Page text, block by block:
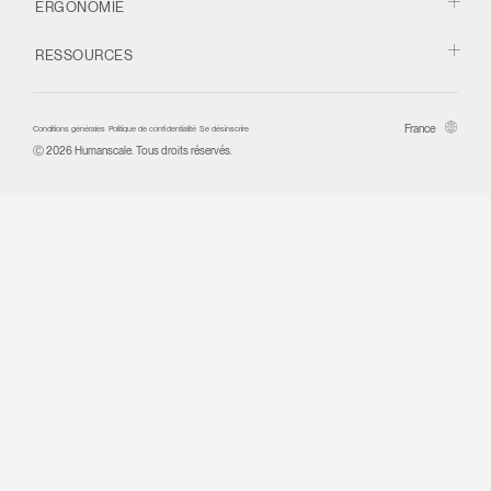
ERGONOMIE
RESSOURCES
Conditions générales Politique de confidentialité Se désinscrire
France
Ⓒ 2026 Humanscale. Tous droits réservés.